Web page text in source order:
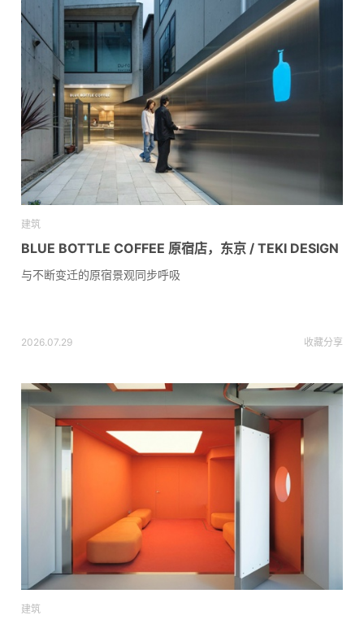
建筑
BLUE BOTTLE COFFEE 原宿店，东京 / TEKI DESIGN
与不断变迁的原宿景观同步呼吸
2026.07.29 收藏分享
建筑